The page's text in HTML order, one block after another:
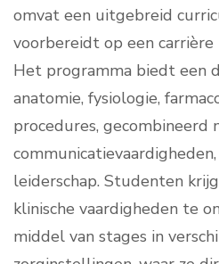
omvat een uitgebreid
voorbereidt op een carrière
Het programma biedt een
anatomie, fysiologie,
procedures, gecombineerd
leiderschap. Studenten
klinische vaardigheden te
middel van stages in